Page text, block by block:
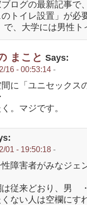
ログの最新記事で
のトイレ設置」が必
で、大学には男性
まこと Says:
16 - 00:53:14 -
に「ユニセックス
。マジです。
01 - 19:50:18 -
障害者がみなジェ
は従来どおり、男
ない人は空欄にす